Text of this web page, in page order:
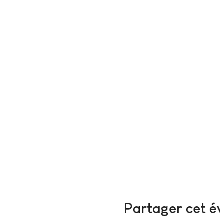
Partager cet